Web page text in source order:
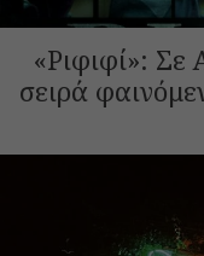
«Ριφιφί»: Σε
σειρά